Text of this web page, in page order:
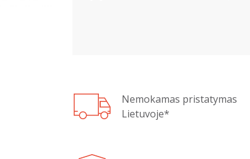
Nemokamas pristatymas
Lietuvoje*